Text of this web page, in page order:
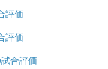
評価
評価
合評価